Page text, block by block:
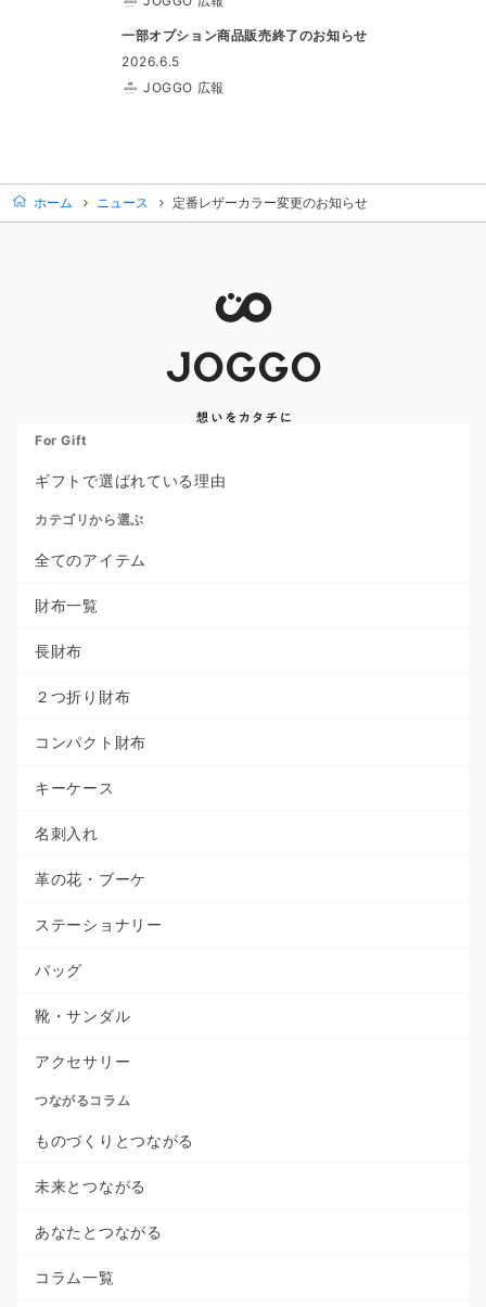
一部オプション商品販売終了のお知らせ
2026.6.5
JOGGO 広報
ホーム ニュース 定番レザーカラー変更のお知らせ
For Gift
ギフトで選ばれている理由
カテゴリから選ぶ
全てのアイテム
財布一覧
長財布
２つ折り財布
コンパクト財布
キーケース
名刺入れ
革の花・ブーケ
ステーショナリー
バッグ
靴・サンダル
アクセサリー
つながるコラム
ものづくりとつながる
未来とつながる
あなたとつながる
コラム一覧